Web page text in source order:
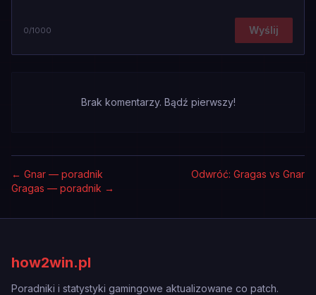
0/1000 Wyślij
Brak komentarzy. Bądź pierwszy!
← Gnar — poradnik
Odwróć: Gragas vs Gnar
Gragas — poradnik →
how2win.pl
Poradniki i statystyki gamingowe aktualizowane co patch.